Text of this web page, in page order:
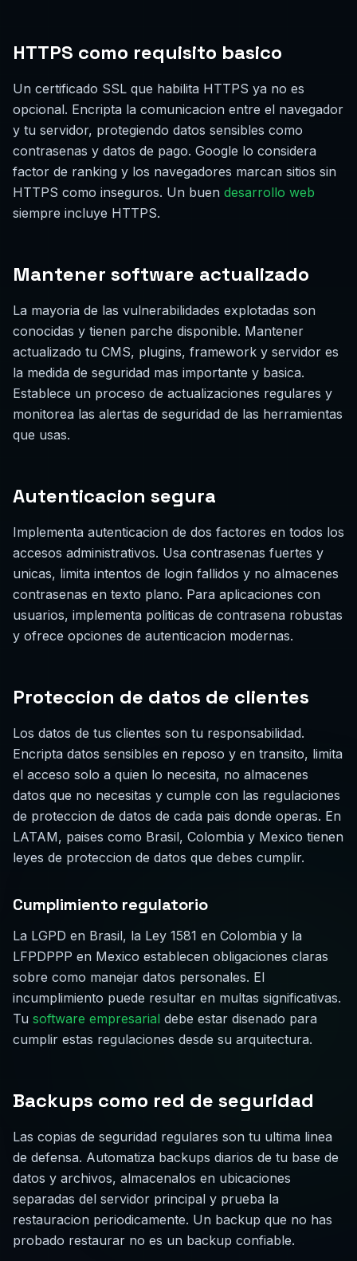
HTTPS como requisito basico
Un certificado SSL que habilita HTTPS ya no es
opcional. Encripta la comunicacion entre el navegador
y tu servidor, protegiendo datos sensibles como
contrasenas y datos de pago. Google lo considera
factor de ranking y los navegadores marcan sitios sin
HTTPS como inseguros. Un buen desarrollo web
siempre incluye HTTPS.
Mantener software actualizado
La mayoria de las vulnerabilidades explotadas son
conocidas y tienen parche disponible. Mantener
actualizado tu CMS, plugins, framework y servidor es
la medida de seguridad mas importante y basica.
Establece un proceso de actualizaciones regulares y
monitorea las alertas de seguridad de las herramientas
que usas.
Autenticacion segura
Implementa autenticacion de dos factores en todos los
accesos administrativos. Usa contrasenas fuertes y
unicas, limita intentos de login fallidos y no almacenes
contrasenas en texto plano. Para aplicaciones con
usuarios, implementa politicas de contrasena robustas
y ofrece opciones de autenticacion modernas.
Proteccion de datos de clientes
Los datos de tus clientes son tu responsabilidad.
Encripta datos sensibles en reposo y en transito, limita
el acceso solo a quien lo necesita, no almacenes
datos que no necesitas y cumple con las regulaciones
de proteccion de datos de cada pais donde operas. En
LATAM, paises como Brasil, Colombia y Mexico tienen
leyes de proteccion de datos que debes cumplir.
Cumplimiento regulatorio
La LGPD en Brasil, la Ley 1581 en Colombia y la
LFPDPPP en Mexico establecen obligaciones claras
sobre como manejar datos personales. El
incumplimiento puede resultar en multas significativas.
Tu software empresarial debe estar disenado para
cumplir estas regulaciones desde su arquitectura.
Backups como red de seguridad
Las copias de seguridad regulares son tu ultima linea
de defensa. Automatiza backups diarios de tu base de
datos y archivos, almacenalos en ubicaciones
separadas del servidor principal y prueba la
restauracion periodicamente. Un backup que no has
probado restaurar no es un backup confiable.